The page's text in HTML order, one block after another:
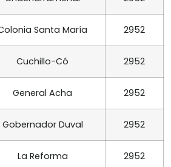
Santa María 2952
Cuchillo-Có 2952
General Acha 2952
Gobernador Duval 2952
La Reforma 2952